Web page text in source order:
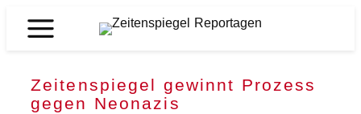
Inhalt
Zeitenspiegel
Zeitenspiegel gewinnt Prozess
gegen Neonazis